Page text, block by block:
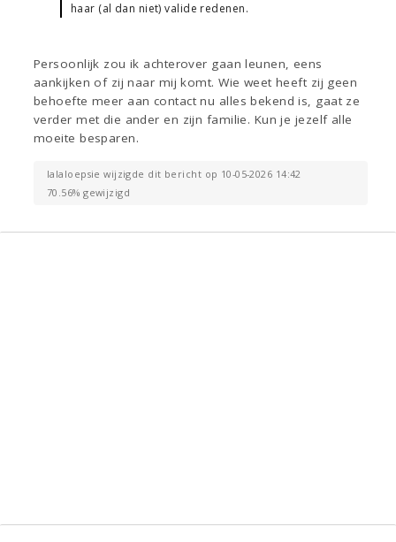
haar (al dan niet) valide redenen.
Persoonlijk zou ik achterover gaan leunen, eens
aankijken of zij naar mij komt. Wie weet heeft zij geen
behoefte meer aan contact nu alles bekend is, gaat ze
verder met die ander en zijn familie. Kun je jezelf alle
moeite besparen.
lalaloepsie wijzigde dit bericht op 10-05-2026 14:42
70.56% gewijzigd